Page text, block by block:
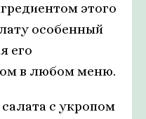
этого
особенный
его
в любом меню.
с укропом